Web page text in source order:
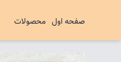
صفحه اول محصولات